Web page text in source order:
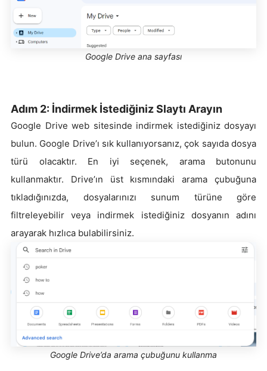
Google Drive ana sayfası
Adım 2: İndirmek İstediğiniz Slaytı Arayın
Google Drive web sitesinde indirmek istediğiniz dosyayı
bulun. Google Drive’ı sık kullanıyorsanız, çok sayıda dosya
türü olacaktır. En iyi seçenek, arama butonunu
kullanmaktır. Drive’ın üst kısmındaki arama çubuğuna
tıkladığınızda, dosyalarınızı sunum türüne göre
filtreleyebilir veya indirmek istediğiniz dosyanın adını
arayarak hızlıca bulabilirsiniz.
Google Drive’da arama çubuğunu kullanma